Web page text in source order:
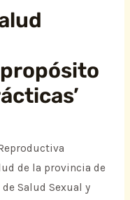
de la provincia de
Salud Sexual y